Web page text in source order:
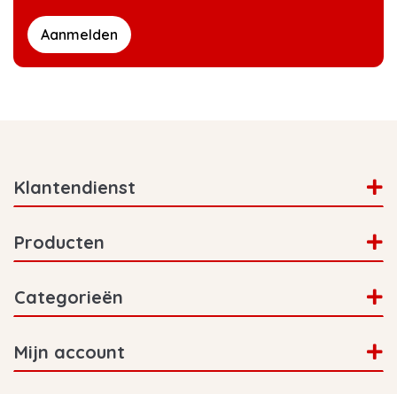
Aanmelden
Klantendienst
Producten
Categorieën
Mijn account